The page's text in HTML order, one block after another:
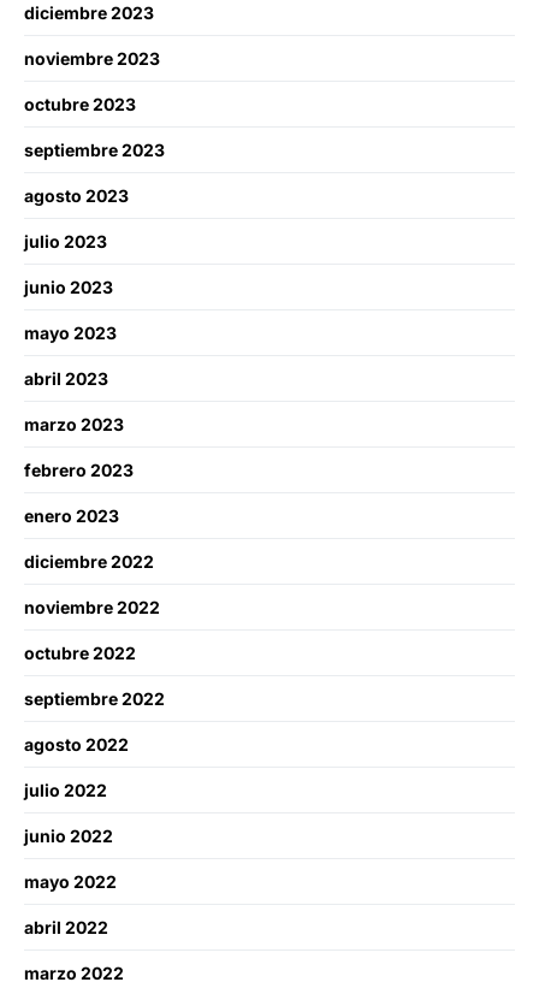
diciembre 2023
noviembre 2023
octubre 2023
septiembre 2023
agosto 2023
julio 2023
junio 2023
mayo 2023
abril 2023
marzo 2023
febrero 2023
enero 2023
diciembre 2022
noviembre 2022
octubre 2022
septiembre 2022
agosto 2022
julio 2022
junio 2022
mayo 2022
abril 2022
marzo 2022